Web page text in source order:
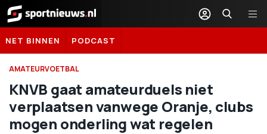
Sportnieuws.nl
NET BINNEN PODCAST
AMATEURVOETBAL
KNVB gaat amateurduels niet
verplaatsen vanwege Oranje, clubs
mogen onderling wat regelen